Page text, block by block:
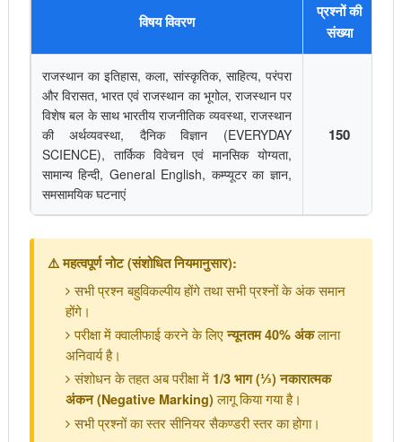
विषय विवरण
प्रश्नों की
संख्या
राजस्थान का इतिहास, कला, सांस्कृतिक, साहित्य, परंपरा
और विरासत, भारत एवं राजस्थान का भूगोल, राजस्थान पर
विशेष बल के साथ भारतीय राजनीतिक व्यवस्था, राजस्थान
की अर्थव्यवस्था, दैनिक विज्ञान (EVERYDAY
SCIENCE), तार्किक विवेचन एवं मानसिक योग्यता,
सामान्य हिन्दी, General English, कम्प्यूटर का ज्ञान,
समसामयिक घटनाएं
150
⚠️ महत्वपूर्ण नोट (संशोधित नियमानुसार):
सभी प्रश्न बहुविकल्पीय होंगे तथा सभी प्रश्नों के अंक समान
होंगे।
परीक्षा में क्वालीफाई करने के लिएन्यूनतम 40% अंकलाना
अनिवार्य है।
संशोधन के तहत अब परीक्षा में 1/3 भाग (⅓) नकारात्मक
अंकन (Negative Marking) लागू किया गया है।
सभी प्रश्नों का स्तर सीनियर सैकण्डरी स्तर का होगा।